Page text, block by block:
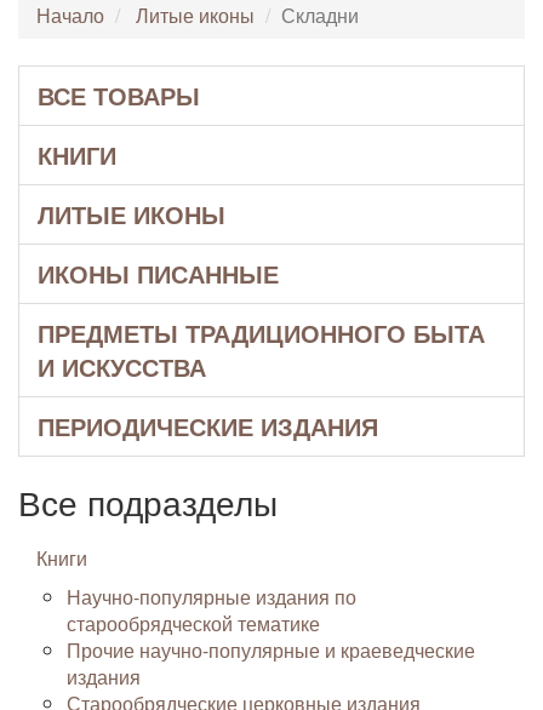
Начало Литые иконы Складни
ВСЕ ТОВАРЫ
КНИГИ
ЛИТЫЕ ИКОНЫ
ИКОНЫ ПИСАННЫЕ
ПРЕДМЕТЫ ТРАДИЦИОННОГО БЫТА
И ИСКУССТВА
ПЕРИОДИЧЕСКИЕ ИЗДАНИЯ
Все подразделы
Книги
Научно-популярные издания по
старообрядческой тематике
Прочие научно-популярные и краеведческие
издания
Старообрядческие церковные издания